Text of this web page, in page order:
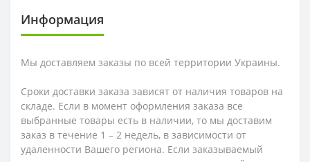
Информация
Мы доставляем заказы по всей территории Украины.
Сроки доставки заказа зависят от наличия товаров на
складе. Если в момент оформления заказа все
выбранные товары есть в наличии, то мы доставим
заказ в течение 1 – 2 недель, в зависимости от
удаленности Вашего региона. Если заказываемый